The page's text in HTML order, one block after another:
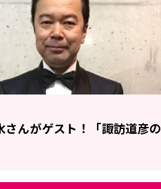
さんがゲスト！「諏訪道彦の